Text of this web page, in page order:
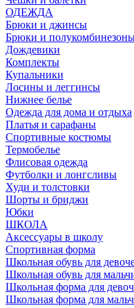
ОДЕЖДА
Брюки и джинсы
Брюки и
Дождевики
Комплекты
Купальники
Лосины и леггинсы
Нижнее белье
Одежда для дома и отдыха
Платья и сарафаны
Спортивные костюмы
Термобелье
Флисовая одежда
Футболки и лонгсливы
Худи и толстовки
Шорты и бриджи
Юбки
ШКОЛА
Аксессуары в школу
Спортивная форма
Школьная обувь для
Школьная обувь для
Школьная форма для
Школьная форма для